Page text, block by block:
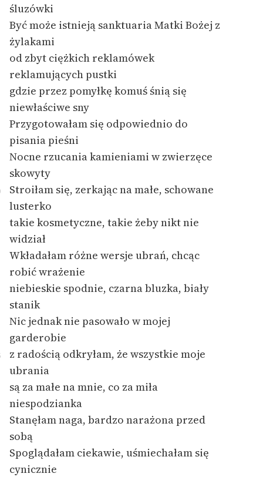
Ręce pełne poezji
Kolekcje edukacyjne
twórców przechodzących
do domeny publicznej,
lektur szkolnych oraz
Starego Testamentu
Odkurzamy bohaterów
Szkoła Poezji Wolnych
Lektur
O nas
Kontakt
O projekcie
Zespół
Zasady wykorzystania
Wolnych Lektur
Logotypy
Materiały promocyjne
Regulamin biblioteki
Dane fundacji i
sprawozdania finansowe
Regulamin darowizn
śluzówki
Być może istnieją sanktuaria Matki Bożej z
żylakami
od zbyt ciężkich reklamówek
reklamujących pustki
gdzie przez pomyłkę komuś śnią się
niewłaściwe sny
Przygotowałam się odpowiednio do
pisania pieśni
Nocne rzucania kamieniami w zwierzęce
skowyty
Stroiłam się, zerkając na małe, schowane
lusterko
takie kosmetyczne, takie żeby nikt nie
widział
Wkładałam różne wersje ubrań, chcąc
robić wrażenie
niebieskie spodnie, czarna bluzka, biały
stanik
Nic jednak nie pasowało w mojej
garderobie
z radością odkryłam, że wszystkie moje
ubrania
są za małe na mnie, co za miła
niespodzianka
Stanęłam naga, bardzo narażona przed
sobą
Spoglądałam ciekawie, uśmiechałam się
cynicznie